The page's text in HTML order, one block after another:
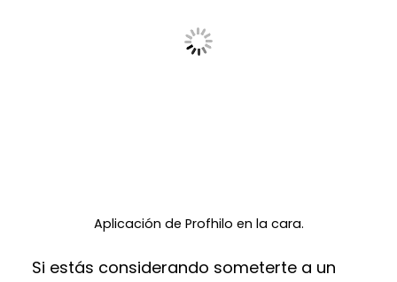
Aplicación de Profhilo en la cara.
Si estás considerando someterte a un